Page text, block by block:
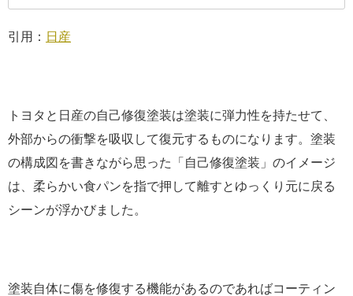
引用： 日産
トヨタと日産の自己修復塗装は塗装に弾力性を持たせて、
外部からの衝撃を吸収して復元するものになります。塗装
の構成図を書きながら思った「自己修復塗装」のイメージ
は、柔らかい食パンを指で押して離すとゆっくり元に戻る
シーンが浮かびました。
塗装自体に傷を修復する機能があるのであればコーティン